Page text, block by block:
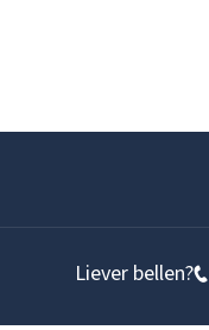
Liever bellen?